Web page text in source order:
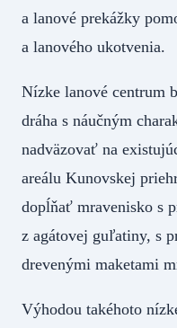
a lanové prekážky
a lanového ukotvenia.
Nízke lanové centrum
dráha s náučným
nadväzovať na
areálu Kunovskej
dopĺňať mravenisko s
z agátovej guľatiny, s
drevenými maketami
Výhodou takéhoto